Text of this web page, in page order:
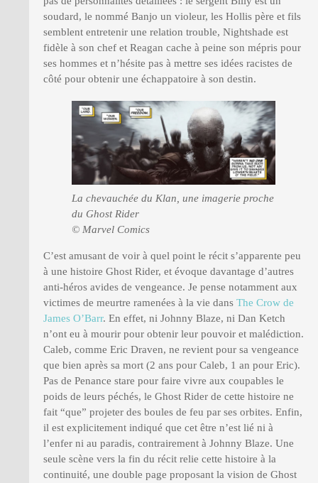
soudard, le nommé Banjo un violeur, les Hollis père et fils
semblent entretenir une relation trouble, Nightshade est
fidèle à son chef et Reagan cache à peine son mépris pour
ses hommes et n’hésite pas à mettre ses idées racistes de
côté pour obtenir une échappatoire à son destin.
La chevauchée du Klan, une imagerie proche
du Ghost Rider
© Marvel Comics
C’est amusant de voir à quel point le récit s’apparente peu
à une histoire Ghost Rider, et évoque davantage d’autres
anti-héros avides de vengeance. Je pense notamment aux
victimes de meurtre ramenées à la vie dans The Crow de
James O’Barr. En effet, ni Johnny Blaze, ni Dan Ketch
n’ont eu à mourir pour obtenir leur pouvoir et malédiction.
Caleb, comme Eric Draven, ne revient pour sa vengeance
que bien après sa mort (2 ans pour Caleb, 1 an pour Eric).
Pas de Penance stare pour faire vivre aux coupables le
poids de leurs péchés, le Ghost Rider de cette histoire ne
fait “que” projeter des boules de feu par ses orbites. Enfin,
il est explicitement indiqué que cet être n’est lié ni à
l’enfer ni au paradis, contrairement à Johnny Blaze. Une
seule scène vers la fin du récit relie cette histoire à la
continuité, une double page proposant la vision de Ghost